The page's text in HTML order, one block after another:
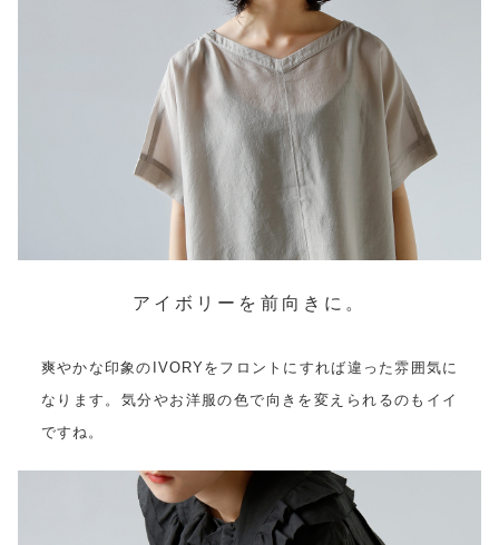
アイボリーを前向きに。
爽やかな印象のIVORYをフロントにすれば違った雰囲気に
なります。気分やお洋服の色で向きを変えられるのもイイ
ですね。